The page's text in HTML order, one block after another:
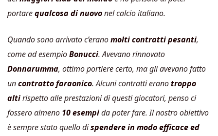
portarequalcosa di nuovonel calcio italiano.
Quando sono arrivato c’eranomolti contratti pesanti,
come ad esempioBonucci. Avevano rinnovato
Donnarumma, ottimo portiere certo, ma gli avevano fatto
uncontratto faraonico. Alcuni contratti eranotroppo
altirispetto alle prestazioni di questi giocatori, penso ci
fossero almeno 10 esempida poter fare. Il nostro obiettivo
è sempre stato quello dispendere in modo efficace ed